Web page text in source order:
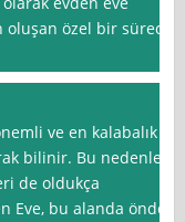
özel bir süreci
ve en kalabalık
bilinir. Bu nedenle,
de oldukça
Eve, bu alanda önde